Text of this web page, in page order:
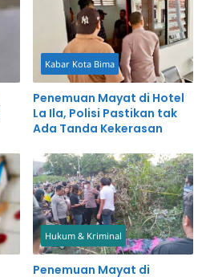
Kabar Kota Bima
Penemuan Mayat di Hotel
La Ila, Polisi Pastikan tak
Ada Tanda Kekerasan
Hukum & Kriminal
Penemuan Mayat di